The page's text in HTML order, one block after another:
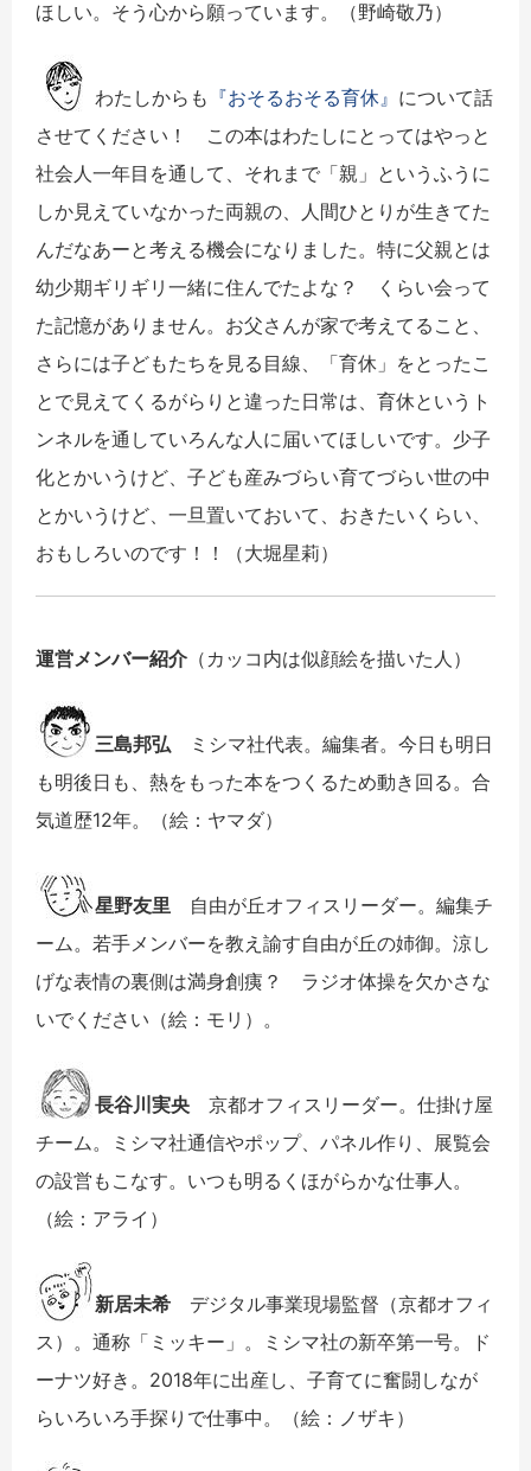
ほしい。そう心から願っています。（野崎敬乃）
わたしからも 『おそるおそる育休』 について話
させてください！ この本はわたしにとってはやっと
社会人一年目を通して、それまで「親」というふうに
しか見えていなかった両親の、人間ひとりが生きてた
んだなあーと考える機会になりました。特に父親とは
幼少期ギリギリ一緒に住んでたよな？ くらい会って
た記憶がありません。お父さんが家で考えてること、
さらには子どもたちを見る目線、「育休」をとったこ
とで見えてくるがらりと違った日常は、育休というト
ンネルを通していろんな人に届いてほしいです。少子
化とかいうけど、子ども産みづらい育てづらい世の中
とかいうけど、一旦置いておいて、おきたいくらい、
おもしろいのです！！（大堀星莉）
運営メンバー紹介 （カッコ内は似顔絵を描いた人）
三島邦弘 ミシマ社代表。編集者。今日も明日
も明後日も、熱をもった本をつくるため動き回る。合
気道歴12年。（絵：ヤマダ）
星野友里 自由が丘オフィスリーダー。編集チ
ーム。若手メンバーを教え諭す自由が丘の姉御。涼し
げな表情の裏側は満身創痍？ ラジオ体操を欠かさな
いでください（絵：モリ）。
長谷川実央 京都オフィスリーダー。仕掛け屋
チーム。ミシマ社通信やポップ、パネル作り、展覧会
の設営もこなす。いつも明るくほがらかな仕事人。
（絵：アライ）
新居未希 デジタル事業現場監督（京都オフィ
ス）。通称「ミッキー」。ミシマ社の新卒第一号。ド
ーナツ好き。2018年に出産し、子育てに奮闘しなが
らいろいろ手探りで仕事中。（絵：ノザキ）